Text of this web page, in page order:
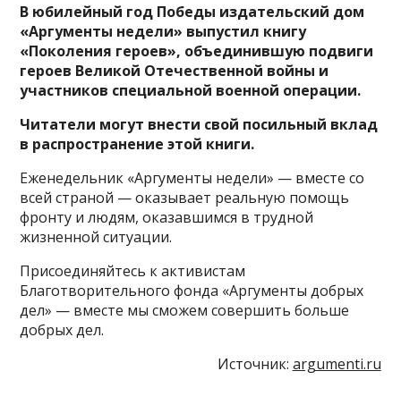
В юбилейный год Победы издательский дом
«Аргументы недели» выпустил книгу
«Поколения героев», объединившую подвиги
героев Великой Отечественной войны и
участников специальной военной операции.
Читатели могут внести свой посильный вклад
в распространение этой книги.
Еженедельник «Аргументы недели» — вместе со
всей страной — оказывает реальную помощь
фронту и людям, оказавшимся в трудной
жизненной ситуации.
Присоединяйтесь к активистам
Благотворительного фонда «Аргументы добрых
дел» — вместе мы сможем совершить больше
добрых дел.
Источник: argumenti.ru